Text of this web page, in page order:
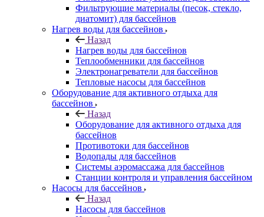
Фильтрующие материалы (песок, стекло,
диатомит) для бассейнов
Нагрев воды для бассейнов
Назад
Нагрев воды для бассейнов
Теплообменники для бассейнов
Электронагреватели для бассейнов
Тепловые насосы для бассейнов
Оборудование для активного отдыха для
бассейнов
Назад
Оборудование для активного отдыха для
бассейнов
Противотоки для бассейнов
Водопады для бассейнов
Системы аэромассажа для бассейнов
Станции контроля и управления бассейном
Насосы для бассейнов
Назад
Насосы для бассейнов